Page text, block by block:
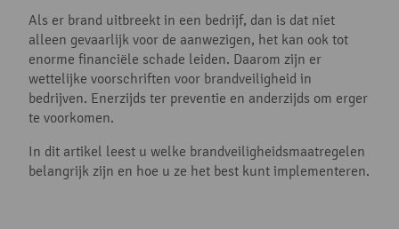
Als er brand uitbreekt in een bedrijf, dan is dat niet
alleen gevaarlijk voor de aanwezigen, het kan ook tot
enorme financiële schade leiden. Daarom zijn er
wettelijke voorschriften voor brandveiligheid in
bedrijven. Enerzijds ter preventie en anderzijds om erger
te voorkomen.
In dit artikel leest u welke brandveiligheidsmaatregelen
belangrijk zijn en hoe u ze het best kunt implementeren.